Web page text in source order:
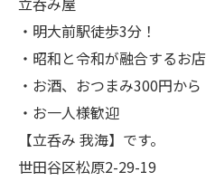
・明大前駅徒歩3分！
・昭和と令和が融合するお店
・お酒、おつまみ300円から
・お一人様歓迎
【立呑み 我海】です。
世田谷区松原2-29-19